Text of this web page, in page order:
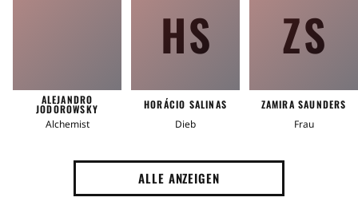
ALEJANDRO
JODOROWSKY
Alchemist
HS
HORÁCIO SALINAS
Dieb
ZS
ZAMIRA SAUNDERS
Frau
ALLE ANZEIGEN